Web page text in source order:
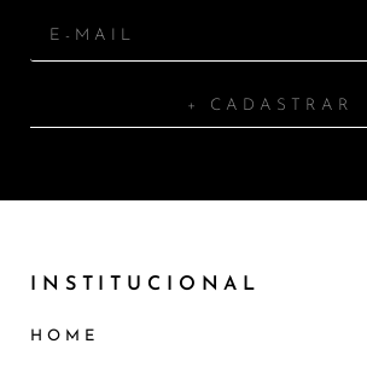
+ CADASTRAR
INSTITUCIONAL
HOME